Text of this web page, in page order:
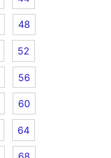
48
52
56
60
64